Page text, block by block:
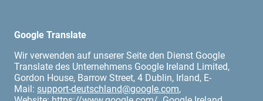
Google Translate
Wir verwenden auf unserer Seite den Dienst Google
Translate des Unternehmens Google Ireland Limited,
Gordon House, Barrow Street, 4 Dublin, Irland, E-
Mail: support-deutschland@google.com,